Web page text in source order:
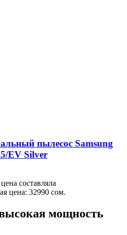
пылесос Samsung
EV Silver
составляла
цена: 32990 сом.
мощность